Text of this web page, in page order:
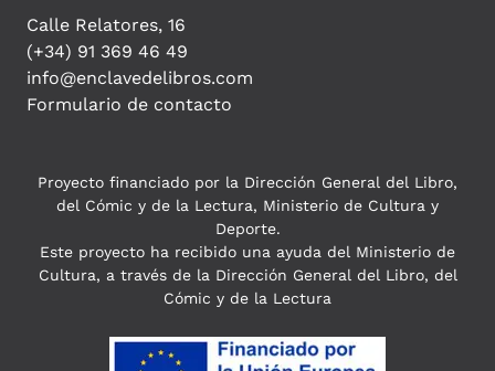
Calle Relatores, 16
(+34) 91 369 46 49
info@enclavedelibros.com
Formulario de contacto
Proyecto financiado por la Dirección General del Libro,
del Cómic y de la Lectura, Ministerio de Cultura y
Deporte.
Este proyecto ha recibido una ayuda del Ministerio de
Cultura, a través de la Dirección General del Libro, del
Cómic y de la Lectura